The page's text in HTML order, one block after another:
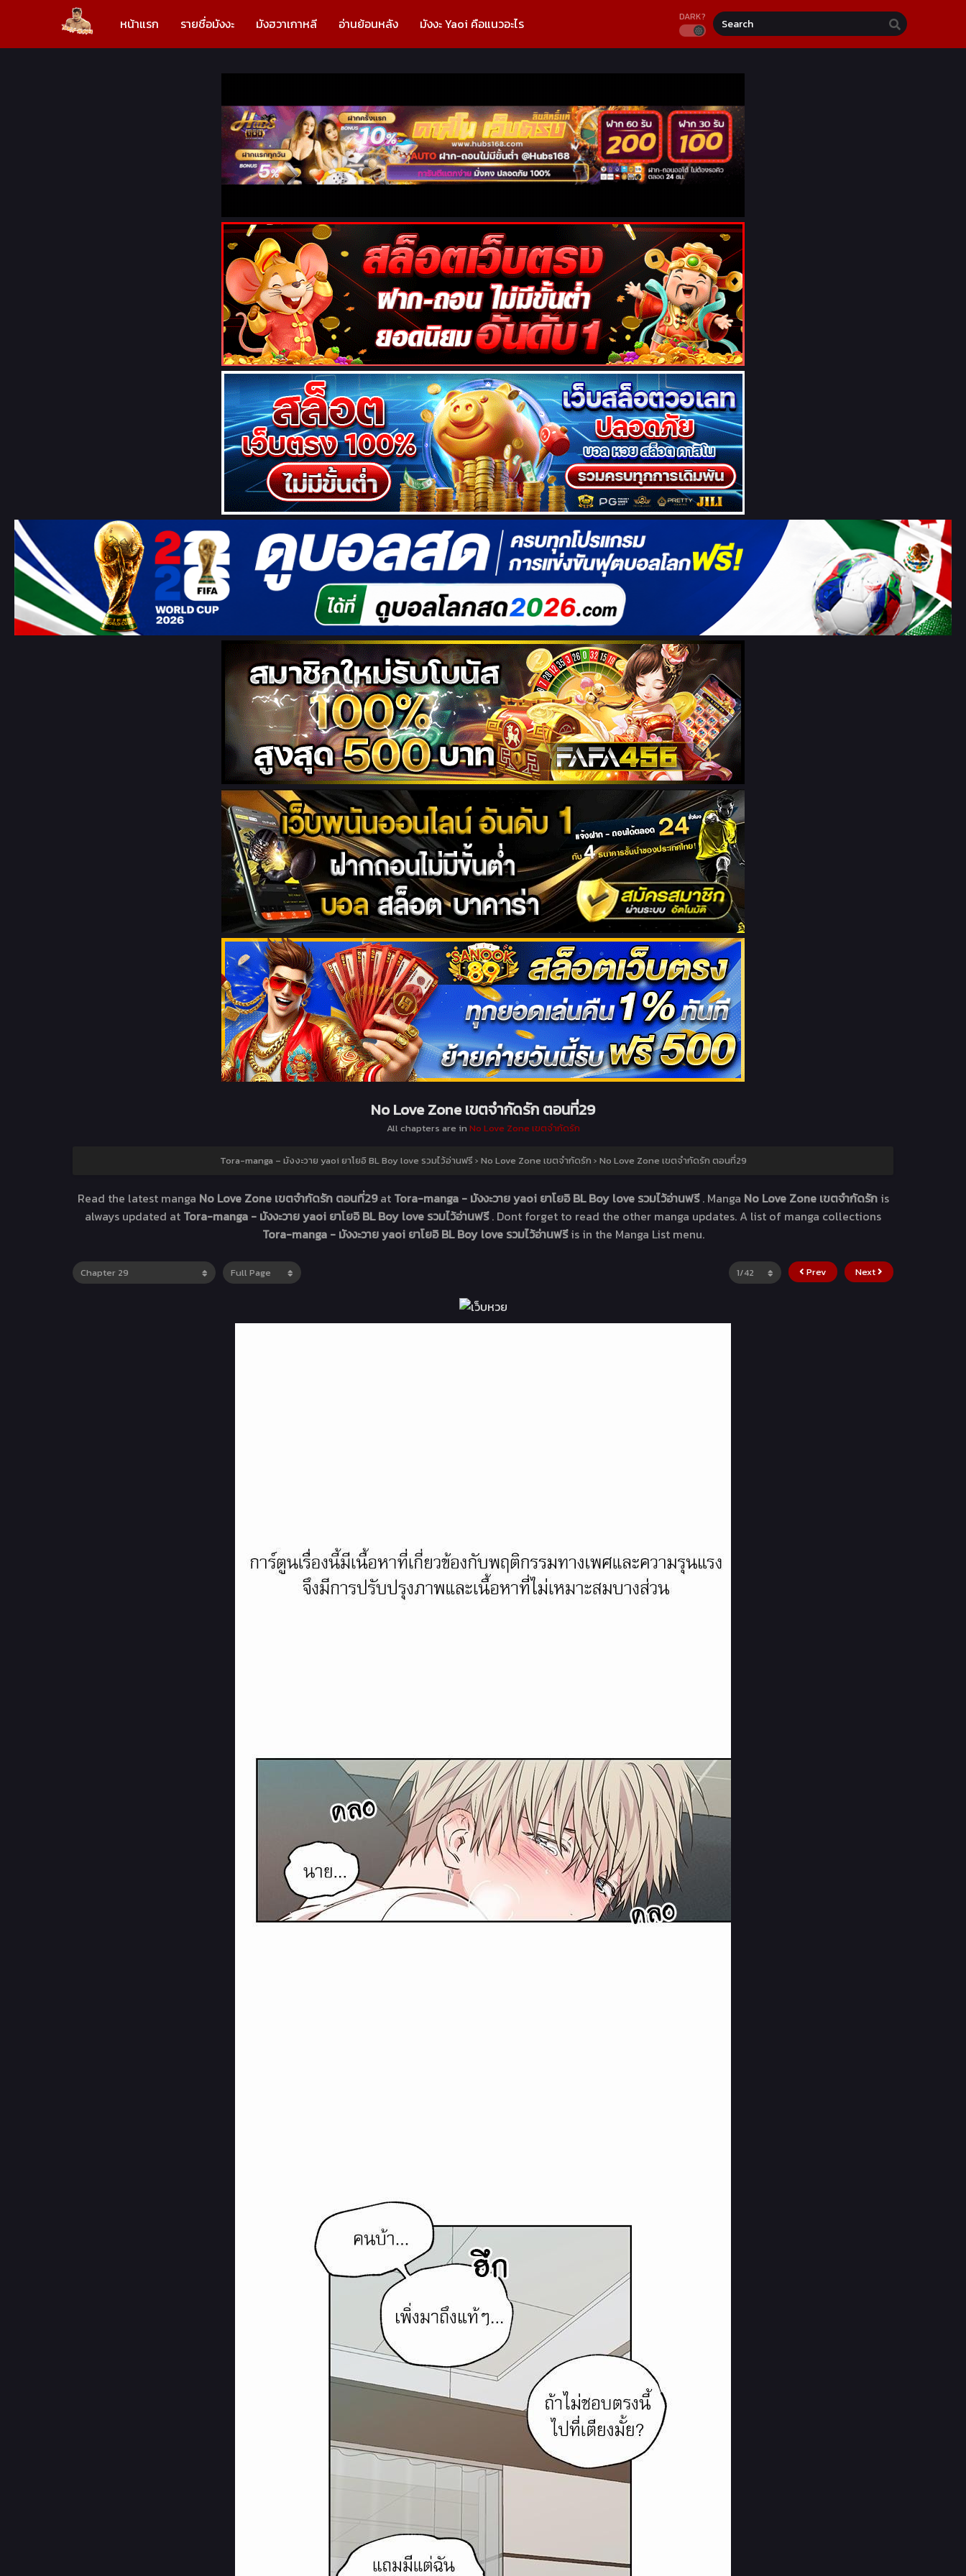
หน้าแรก รายชื่อมังงะ มังฮวาเกาหลี อ่านย้อนหลัง มังงะ Yaoi คือแนวอะไร DARK?
No Love Zone เขตจำกัดรัก ตอนที่29
All chapters are in No Love Zone เขตจำกัดรัก
Tora-manga – มังงะวาย yaoi ยาโยอิ BL Boy love รวมไว้อ่านฟรี › No Love Zone เขตจำกัดรัก › No Love Zone เขตจำกัดรัก ตอนที่29
Read the latest manga No Love Zone เขตจำกัดรัก ตอนที่29at Tora-manga - มังงะวาย yaoi ยาโยอิ BL Boy love รวมไว้อ่านฟรี. Manga No Love Zone เขตจำกัดรัก is
always updated at Tora-manga - มังงะวาย yaoi ยาโยอิ BL Boy love รวมไว้อ่านฟรี. Dont forget to read the other manga updates. A list of manga collections
Tora-manga - มังงะวาย yaoi ยาโยอิ BL Boy love รวมไว้อ่านฟรีis in the Manga List menu.
Prev Next